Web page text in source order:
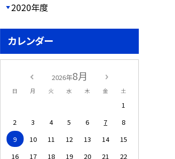
2020年度
カレンダー
2026年8月
日 月 火 水 木 金 土
1
2
3 4 5 6 7
8
9
10 11 12 13 14
15
16
17 18 19 20 21
22